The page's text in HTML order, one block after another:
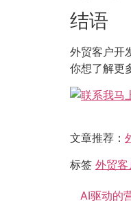
结语
外贸客户开
你想了解更
文章推荐：
标签 外贸
AI驱动的